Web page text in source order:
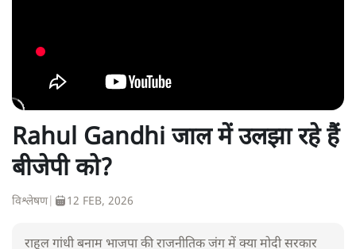
Rahul Gandhi जाल में उलझा रहे हैं
बीजेपी को?
विश्लेषण| 12 FEB, 2026
राहुल गांधी बनाम भाजपा की राजनीतिक जंग में क्या मोदी सरकार